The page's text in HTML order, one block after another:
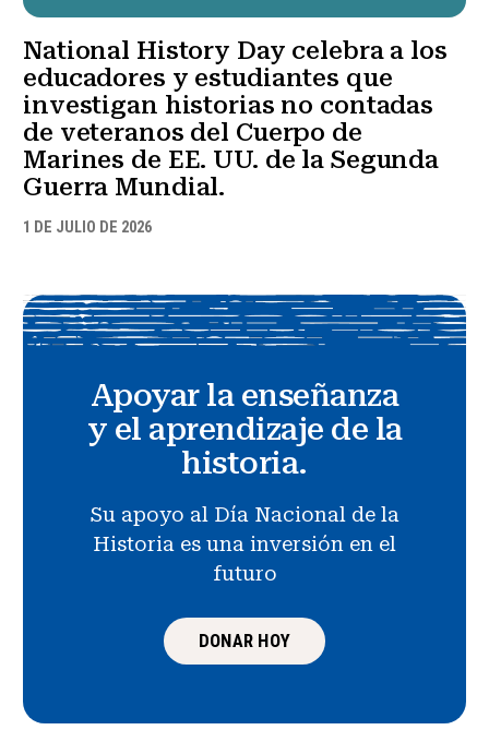
National History Day celebra a los
educadores y estudiantes que
investigan historias no contadas
de veteranos del Cuerpo de
Marines de EE. UU. de la Segunda
Guerra Mundial.
1 DE JULIO DE 2026
Apoyar la enseñanza
y el aprendizaje de la
historia.
Su apoyo al Día Nacional de la
Historia es una inversión en el
futuro
DONAR HOY